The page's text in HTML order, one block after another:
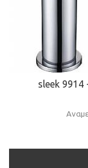
sleek 9914